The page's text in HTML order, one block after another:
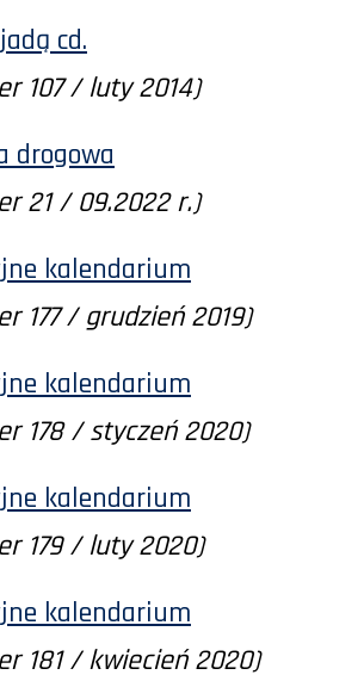
cd.
107 / luty 2014)
drogowa
21 / 09.2022 r.)
kalendarium
177 / grudzień 2019)
kalendarium
178 / styczeń 2020)
kalendarium
179 / luty 2020)
kalendarium
181 / kwiecień 2020)